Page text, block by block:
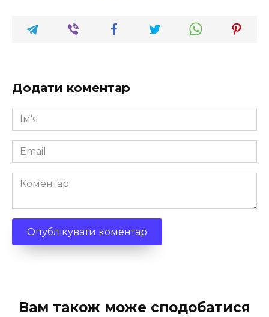
Додати коментар
Ім'я
*
Email
*
Коментар
Вам також може сподобатися